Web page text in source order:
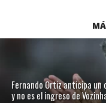
Fernando Ortiz anticipa un
y no es el ingreso de